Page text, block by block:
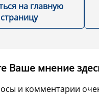
на главную
страницу
Ваше мнение
и комментарии